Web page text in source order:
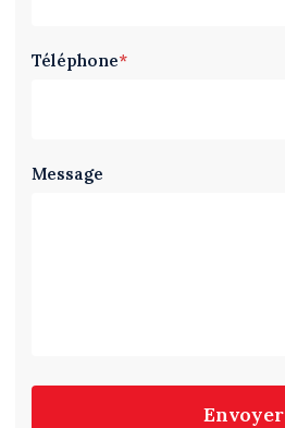
Téléphone*
Message
Envoyer